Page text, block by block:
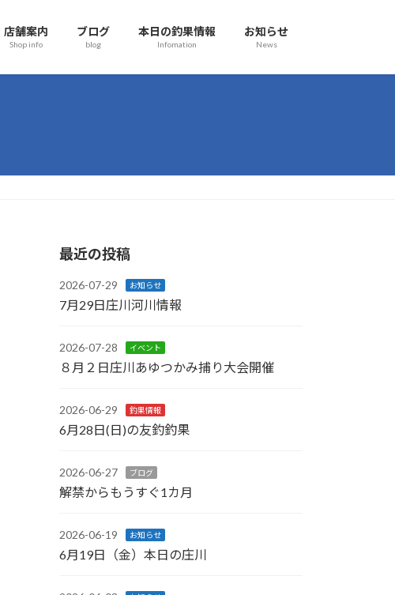
店舗案内
Shop info
ブログ
blog
本日の釣果情報
Infomation
お知らせ
News
最近の投稿
2026-07-29 お知らせ
7月29日庄川河川情報
2026-07-28 イベント
８月２日庄川あゆつかみ捕り大会開催
2026-06-29 釣果情報
6月28日(日)の友釣釣果
2026-06-27 ブログ
解禁からもうすぐ1カ月
2026-06-19 お知らせ
6月19日（金）本日の庄川